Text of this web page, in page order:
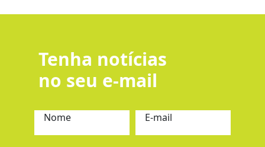
Tenha notícias
no seu e-mail
Nome E-mail